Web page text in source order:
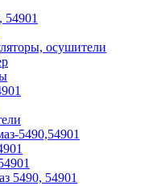
54901
осушители
5490,54901
5490, 54901